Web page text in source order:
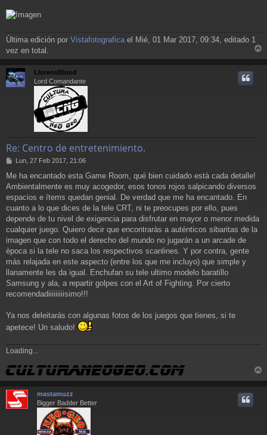
Última edición por Vistafotografica el Mié, 01 Mar 2017, 09:34, editado 1
vez en total.
r
LlorensBlood
Lord Comandante
Re: Centro de entretenimiento.
M
n
s
a
j
Lun, 27 Feb 2017, 21:06
Me ha encantado esta Game Room, qué bien cuidado està cada detalle!
Ambientalmente es muy acogedor, esos tonos rojos salpicando diversos
espacios e ítems quedan genial. De verdad que me ha encantado. En
cuanto a lo que dices de la tele CRT, ni te preocupes por ello, pues
depende de tu nivel de exigencia para disfrutar en mayor o menor medida
cualquier juego. Quiero decir que encontraràs a auténticos sibaritas de la
imagen que con todo el derecho del mundo no jugarán a un arcade de
època si la tele no saca los respectivos scanlines. Y por contra, gente
más relajada en este aspecto (entre los que me incluyo) que simple y
llanamente les da igual. Enchufan su tele ultimo modelo baratillo
Samsung y ala, a repartir golpes con el Art of Fighting. Por cierto
recomendadiiiiiiiiisimo!!!
Ya nos deleitarás con algunas fotos de los juegos que tienes, si te
apetece! Un saludo!
Loading...
r
mastamuzz
Bigger Badder Better